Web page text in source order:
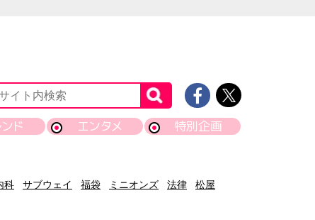
ド エンタメ 特別企画
科 サブウェイ 福袋 ミニオンズ 法律
松屋